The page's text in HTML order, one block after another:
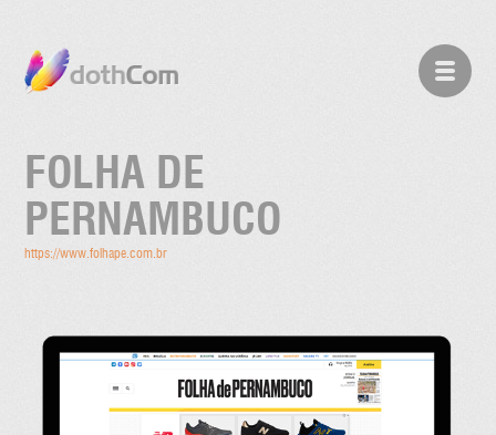
FOLHA DE
PERNAMBUCO
https://www.folhape.com.br